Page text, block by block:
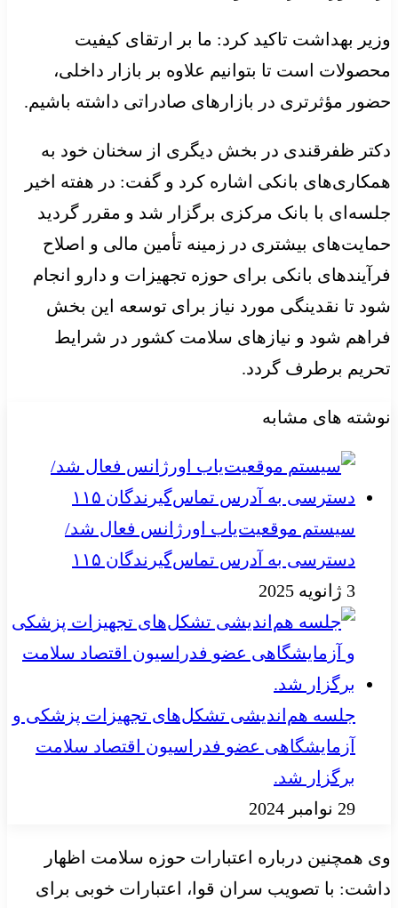
وزیر بهداشت تاکید کرد: ما بر ارتقای کیفیت
محصولات است تا بتوانیم علاوه بر بازار داخلی،
حضور مؤثرتری در بازارهای صادراتی داشته باشیم.
دکتر ظفرقندی در بخش دیگری از سخنان خود به
همکاری‌های بانکی اشاره کرد و گفت: در هفته اخیر
جلسه‌ای با بانک مرکزی برگزار شد و مقرر گردید
حمایت‌های بیشتری در زمینه تأمین مالی و اصلاح
فرآیندهای بانکی برای حوزه تجهیزات و دارو انجام
شود تا نقدینگی مورد نیاز برای توسعه این بخش
فراهم شود و نیازهای سلامت کشور در شرایط
تحریم برطرف گردد.
نوشته های مشابه
سیستم موقعیت‌یاب اورژانس فعال شد/
دسترسی به آدرس تماس‌گیرندگان ۱۱۵
3 ژانویه 2025
جلسه هم‌اندیشی تشکل‌های تجهیزات پزشکی و
آزمایشگاهی عضو فدراسیون اقتصاد سلامت
برگزار شد.
29 نوامبر 2024
وی همچنین درباره اعتبارات حوزه سلامت اظهار
داشت: با تصویب سران قوا، اعتبارات خوبی برای